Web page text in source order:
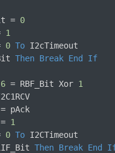
=
0
1
0 To
Then Break End
If
6 = RBF_Bit Xor 1
1
0 To
Then Break End